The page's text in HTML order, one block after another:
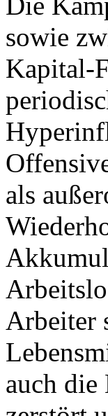
sowie
Kapital-
als
Arbeiter
auch die